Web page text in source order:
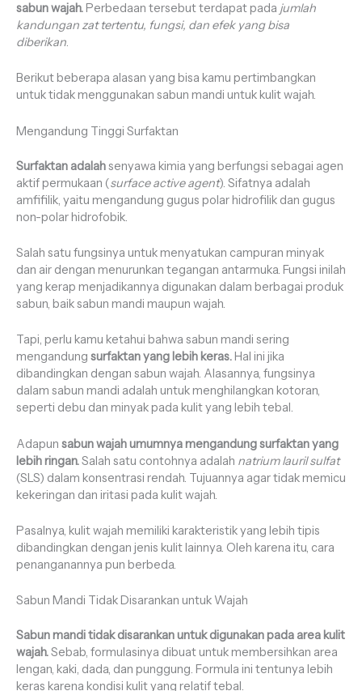
sabun wajah.Perbedaan tersebut terdapat pada jumlah
kandungan zat tertentu, fungsi, dan efek yang bisa
diberikan.
Berikut beberapa alasan yang bisa kamu pertimbangkan
untuk tidak menggunakan sabun mandi untuk kulit wajah.
Mengandung Tinggi Surfaktan
Surfaktan adalahsenyawa kimia yang berfungsi sebagai agen
aktif permukaan (surface active agent). Sifatnya adalah
amfifilik, yaitu mengandung gugus polar hidrofilik dan gugus
non-polar hidrofobik.
Salah satu fungsinya untuk menyatukan campuran minyak
dan air dengan menurunkan tegangan antarmuka. Fungsi inilah
yang kerap menjadikannya digunakan dalam berbagai produk
sabun, baik sabun mandi maupun wajah.
Tapi, perlu kamu ketahui bahwa sabun mandi sering
mengandung surfaktan yang lebih keras. Hal ini jika
dibandingkan dengan sabun wajah. Alasannya, fungsinya
dalam sabun mandi adalah untuk menghilangkan kotoran,
seperti debu dan minyak pada kulit yang lebih tebal.
Adapun sabun wajah umumnya mengandung surfaktan yang
lebih ringan.Salah satu contohnya adalah natrium lauril sulfat
(SLS) dalam konsentrasi rendah. Tujuannya agar tidak memicu
kekeringan dan iritasi pada kulit wajah.
Pasalnya, kulit wajah memiliki karakteristik yang lebih tipis
dibandingkan dengan jenis kulit lainnya. Oleh karena itu, cara
penanganannya pun berbeda.
Sabun Mandi Tidak Disarankan untuk Wajah
Sabun mandi tidak disarankan untuk digunakan pada area kulit
wajah.Sebab, formulasinya dibuat untuk membersihkan area
lengan, kaki, dada, dan punggung. Formula ini tentunya lebih
keras karena kondisi kulit yang relatif tebal.